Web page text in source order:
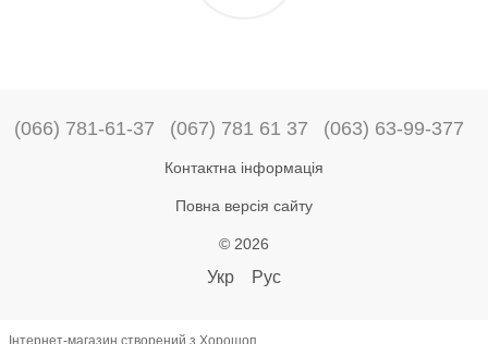
(066) 781-61-37 (067) 781 61 37 (063) 63-99-377
Контактна інформація
Повна версія сайту
© 2026
Укр Рус
Інтернет-магазин створений з Хорошоп